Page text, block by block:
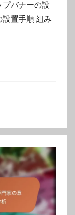
プバナーの設
置手順 組み